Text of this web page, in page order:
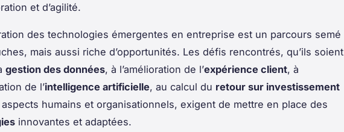
et d’agilité.
des technologies émergentes en entreprise est un parcours semé
mais aussi riche d’opportunités. Les défis rencontrés, qu’ils soient
gestion des données, à l’amélioration de l’expérience client, à
de l’intelligence artificielle, au calcul du retour sur investissement
humains et organisationnels, exigent de mettre en place des
innovantes et adaptées.